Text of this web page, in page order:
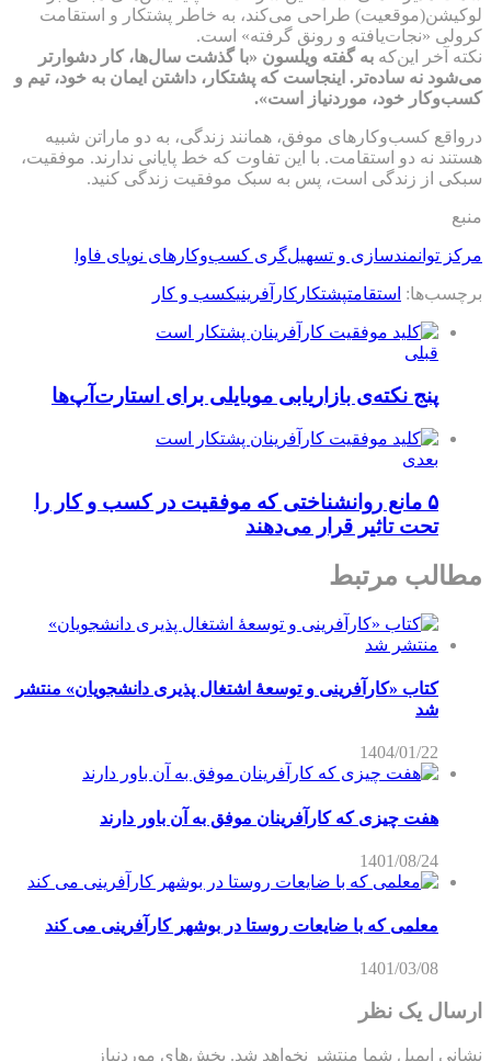
لوکیشن(موقعیت) طراحی می‌کند، به خاطر پشتکار و استقامت
کرولی «نجات‌یافته و رونق گرفته» است.
نکته آخر این‌که به گفته ویلسون «با گذشت سال‌ها، کار دشوارتر
می‌شود نه ساده‌تر. اینجاست که پشتکار، داشتن ایمان به خود، تیم و
کسب‌وکار خود، موردنیاز است».
درواقع کسب‌وکارهای موفق، همانند زندگی، به دو ماراتن شبیه
هستند نه دو استقامت. با این تفاوت که خط پایانی ندارند. موفقیت،
سبکی از زندگی است، پس به سبک موفقیت زندگی کنید.
منبع
مرکز توانمندسازی و تسهیل‌گری کسب‌وکارهای نوپای فاوا
برچسب‌ها: استقامتپشتکار کارآفرینیکسب و کار
قبلی
پنج نکته‌ی بازاریابی موبایلی برای استارت‌آپ‌ها
بعدی
۵ مانع روانشناختی که موفقیت در کسب و کار را
تحت تاثیر قرار می‌دهند
مطالب مرتبط
کتاب «کارآفرینی و توسعۀ اشتغال پذیری دانشجویان» منتشر
شد
1404/01/22
هفت چیزی که کارآفرینان موفق به آن باور دارند
1401/08/24
معلمی که با ضایعات روستا در بوشهر کارآفرینی می کند
1401/03/08
ارسال یک نظر
نشانی ایمیل شما منتشر نخواهد شد. بخش‌های موردنیاز